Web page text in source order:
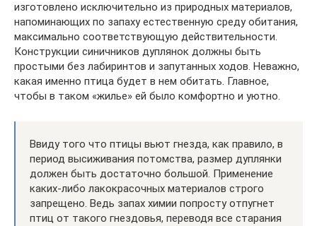
изготовлено исключительно из природных материалов,
напоминающих по запаху естественную среду обитания,
максимально соответствующую действительности.
Конструкции синичников дуплянок должны быть
простыми без лабиринтов и запутанных ходов. Неважно,
какая именно птица будет в нем обитать. Главное,
чтобы в таком «жилье» ей было комфортно и уютно.
Ввиду того что птицы вьют гнезда, как правило, в
период высиживания потомства, размер дуплянки
должен быть достаточно большой. Применение
каких-либо лакокрасочных материалов строго
запрещено. Ведь запах химии попросту отпугнет
птиц от такого гнездовья, переводя все старания